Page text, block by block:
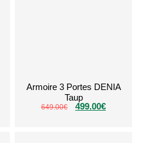
Armoire 3 Portes DENIA
Taup
649.00€ 499.00€